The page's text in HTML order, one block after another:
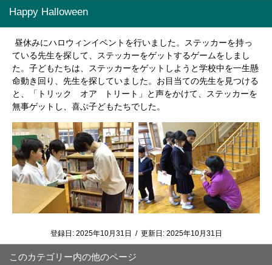
Happy Halloween
昼休みにハロウィンイベントを行いました。ステッカーを持っ
ている先生を探して、ステッカーをゲットするゲームをしまし
た。子どもたちは、ステッカーをゲットしようと学校中を一生懸
命動き回り、先生を探していました。お目当ての先生を見つける
と、「トリック オア トリート」と声をかけて、ステッカーを
無事ゲットし、喜ぶ子どもたちでした。
登録日: 2025年10月31日 / 更新日: 2025年10月31日
このカテゴリー内の他のページ